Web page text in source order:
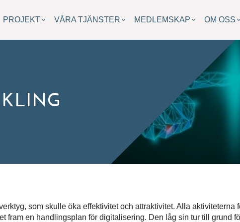
PROJEKT VÅRA TJÄNSTER MEDLEMSKAP OM OSS
som skulle öka effektivitet och attraktivitet. Alla aktiviteterna
fram en handlingsplan för digitalisering. Den låg sin tur till grund